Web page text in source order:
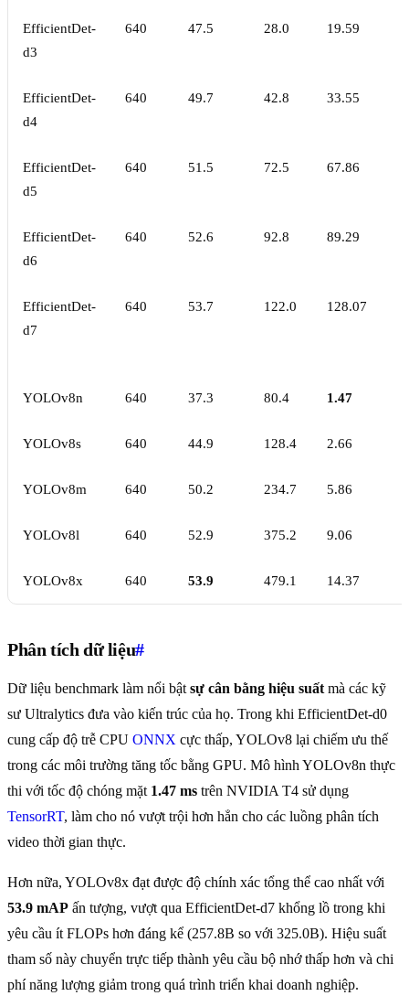
EfficientDet-
d3
640 47.5 28.0 19.59
EfficientDet-
d4
640 49.7 42.8 33.55
EfficientDet-
d5
640 51.5 72.5 67.86
EfficientDet-
d6
640 52.6 92.8 89.29
EfficientDet-
d7
640 53.7 122.0 128.07
YOLOv8n 640 37.3 80.4 1.47
YOLOv8s 640 44.9 128.4 2.66
YOLOv8m 640 50.2 234.7 5.86
YOLOv8l 640 52.9 375.2 9.06
YOLOv8x 640 53.9 479.1 14.37
Phân tích dữ liệu#
Dữ liệu benchmark làm nổi bật sự cân bằng hiệu suất mà các kỹ
sư Ultralytics đưa vào kiến trúc của họ. Trong khi EfficientDet-d0
cung cấp độ trễ CPU ONNX cực thấp, YOLOv8 lại chiếm ưu thế
trong các môi trường tăng tốc bằng GPU. Mô hình YOLOv8n thực
thi với tốc độ chóng mặt 1.47 ms trên NVIDIA T4 sử dụng
TensorRT, làm cho nó vượt trội hơn hẳn cho các luồng phân tích
video thời gian thực.
Hơn nữa, YOLOv8x đạt được độ chính xác tổng thể cao nhất với
53.9 mAP ấn tượng, vượt qua EfficientDet-d7 khổng lồ trong khi
yêu cầu ít FLOPs hơn đáng kể (257.8B so với 325.0B). Hiệu suất
tham số này chuyển trực tiếp thành yêu cầu bộ nhớ thấp hơn và chi
phí năng lượng giảm trong quá trình triển khai doanh nghiệp.